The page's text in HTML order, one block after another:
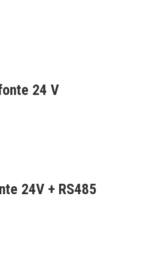
24 V
24V + RS485